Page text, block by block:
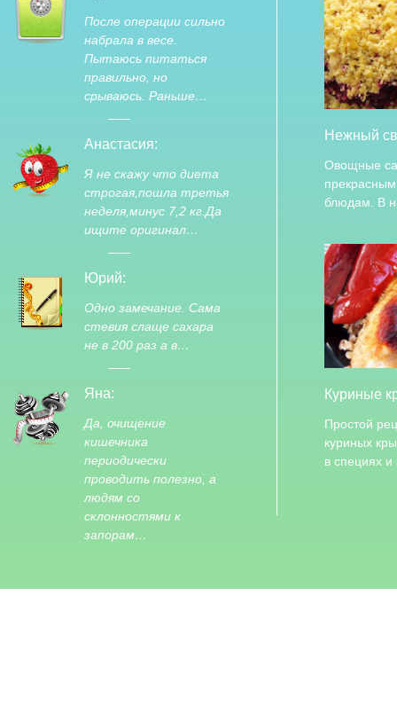
После операции сильно
набрала в весе.
Пытаюсь питаться
правильно, но
срываюсь. Раньше…
Анастасия:
Я не скажу что диета
строгая,пошла третья
неделя,минус 7,2 кг.Да
ищите оригинал…
Юрий:
Одно замечание. Сама
стевия слаще сахара
не в 200 раз а в…
Яна:
Да, очищение
кишечника
периодически
проводить полезно, а
людям со
склонностями к
запорам…
Нежный
Овощные
блюдам. В
Куриные
Простой
куриных
в специях